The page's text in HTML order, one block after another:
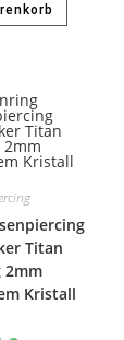
Titan
2mm
Kristall